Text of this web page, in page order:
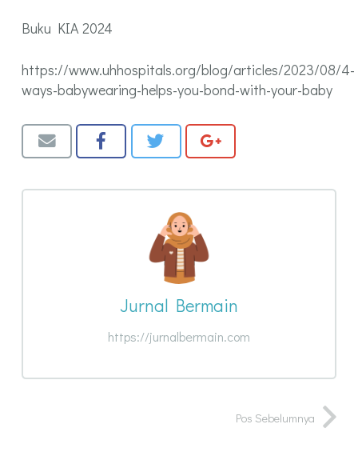
Buku KIA 2024
https://www.uhhospitals.org/blog/articles/2023/08/4-
ways-babywearing-helps-you-bond-with-your-baby
Jurnal Bermain
https://jurnalbermain.com
Pos Sebelumnya